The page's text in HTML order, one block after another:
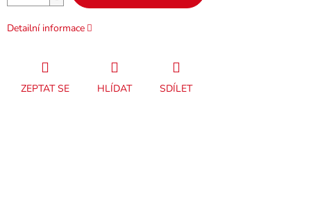
Detailní informace
ZEPTAT SE HLÍDAT SDÍLET